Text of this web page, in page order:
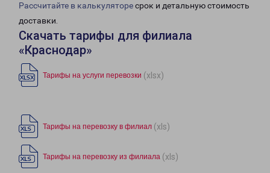
Рассчитайте в калькуляторесрок и детальную стоимость
доставки.
Скачать тарифы для филиала
«Краснодар»
Тарифы на услуги перевозки (xlsx)
Тарифы на перевозку в филиал (xls)
Тарифы на перевозку из филиала (xls)